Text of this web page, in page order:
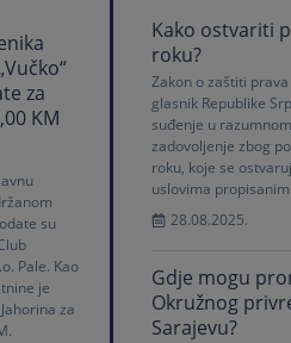
za
KM
su
Pale. Kao
je
za
Kako ostvariti
roku?
Zakon o zaštiti
glasnik Republike
suđenje u
zadovoljenje zbog
roku, koje se
uslovima
28.08.2025.
Gdje mogu
Okružnog
Sarajevu?